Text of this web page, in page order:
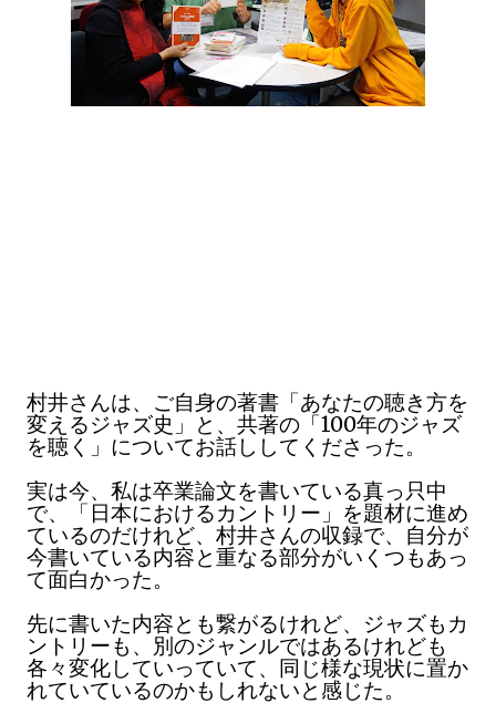
村井さんは、ご自身の著書「あなたの聴き方を
変えるジャズ史」と、共著の「 100年のジャズ
を聴く」についてお話ししてくださった。
実は今、私は卒業論文を書いている真っ只中
で、「日本におけるカントリー」を題材に進め
ているのだけれど、村井さんの収録で、自分が
今書いている内容と重なる部分がいくつもあっ
て面白かった。
先に書いた内容とも繋がるけれど、ジャズもカ
ントリーも、別のジャンルではあるけれども
各々変化していっていて、同じ様な現状に置か
れていているのかもしれないと感じた。